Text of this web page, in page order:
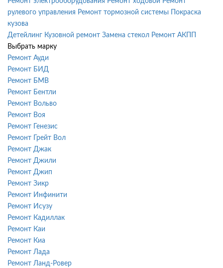
рулевого управления Ремонт тормозной системы
Покраска
кузова
Детейлинг Кузовной ремонт Замена стекол Ремонт АКПП
Выбрать марку
Ремонт Ауди
Ремонт БИД
Ремонт БМВ
Ремонт Бентли
Ремонт Вольво
Ремонт Воя
Ремонт Генезис
Ремонт Грейт Вол
Ремонт Джак
Ремонт Джили
Ремонт Джип
Ремонт Зикр
Ремонт Инфинити
Ремонт Исузу
Ремонт Кадиллак
Ремонт Каи
Ремонт Киа
Ремонт Лада
Ремонт Ланд-Ровер